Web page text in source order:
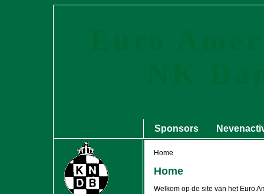
Sponsors
Home
Home
Welkom op de site van het Euro